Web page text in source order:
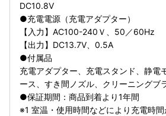
DC10.8V
●充電電源（充電アダプター）
【入力】AC100-240Ｖ、50／60Hz
【出力】DC13.7V、0.5A
●付属品
充電アダプター、充電スタンド、静電
ース、すき間ノズル、クリーニングブ
●保証期間：商品到着より1年間
※1 室温・使用時間などにより充電時